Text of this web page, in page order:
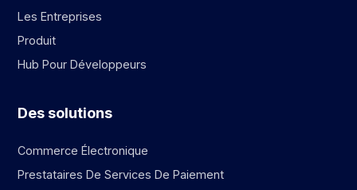
Les Entreprises
Produit
Hub Pour Développeurs
Des solutions
Commerce Électronique
Prestataires De Services De Paiement